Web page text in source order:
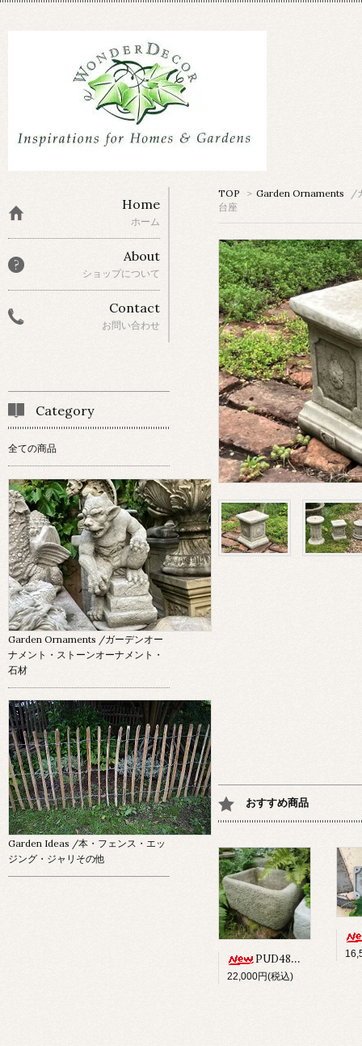
TOP > Garden Ornaments
/
台座
おすすめ商品
PUD48 ALPINE PLANTER
22,000円(税込)
Home
ホーム
About
ショップについて
Contact
お問い合わせ
Category
全ての商品
Garden Ornaments /ガーデンオー
ナメント・ストーンオーナメント・
石材
Garden Ideas /本・フェンス・エッ
ジング・ジャリその他